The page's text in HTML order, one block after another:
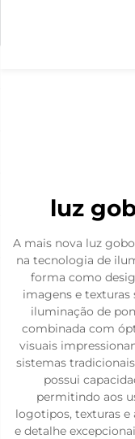
luz
A mais nova luz
na tecnologia de
forma como
imagens e texturas
iluminação de
combinada com
visuais
sistemas
possui
permitindo aos
logotipos, texturas
e detalhe